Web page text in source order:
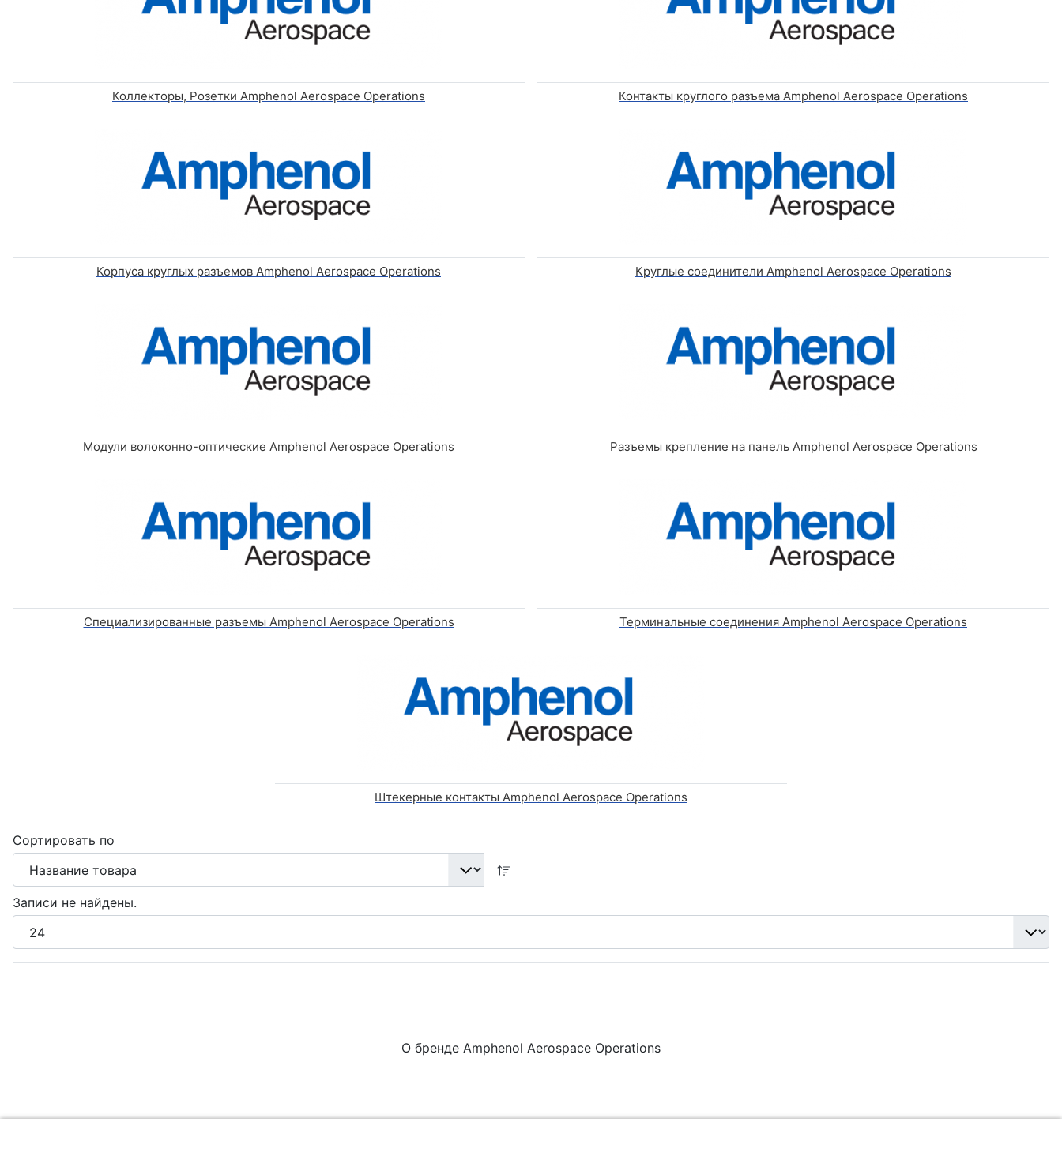
Коллекторы, Розетки Amphenol Aerospace Operations Контакты круглого разъема Amphenol Aerospace Operations
Корпуса круглых разъемов Amphenol Aerospace Operations Круглые соединители Amphenol Aerospace Operations
Модули волоконно-оптические Amphenol Aerospace Operations Разъемы крепление на панель Amphenol Aerospace Operations
Специализированные разъемы Amphenol Aerospace Operations Терминальные соединения Amphenol Aerospace Operations
Штекерные контакты Amphenol Aerospace Operations
Сортировать по
Записи не найдены.
О бренде Amphenol Aerospace Operations